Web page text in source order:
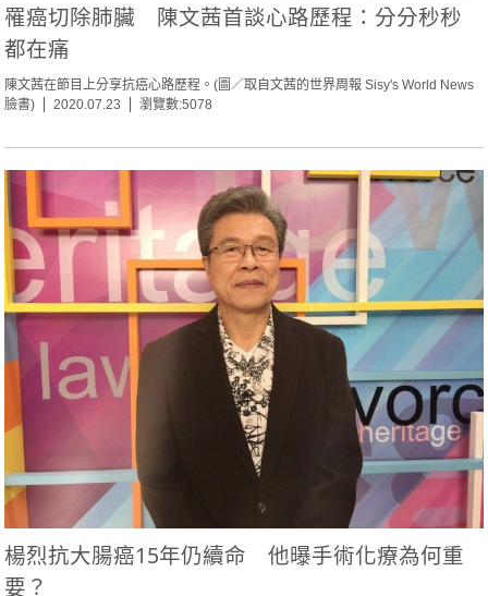
罹癌切除肺臟 陳文茜首談心路歷程：分分秒秒
都在痛
陳文茜在節目上分享抗癌心路歷程。(圖／取自文茜的世界周報 Sisy's World News
臉書)
2020.07.23 瀏覽數:5078
楊烈抗大腸癌15年仍續命 他曝手術化療為何重
要？